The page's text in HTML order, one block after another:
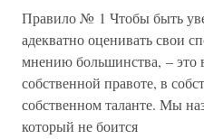
Правило № 1 Чтобы быть
адекватно оценивать свои
мнению большинства, – это
собственной правоте, в
собственном таланте. Мы
который не боится